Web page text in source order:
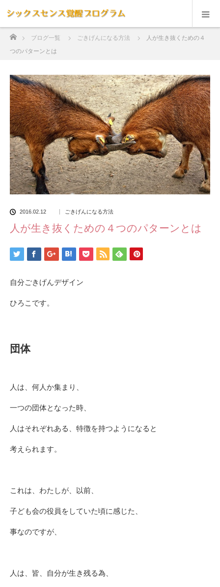
ブログ一覧 ごきげんになる方法
人が生き抜くための４
つのパターンとは
2016.02.12 ごきげんになる方法
人が生き抜くための４つのパターンとは
自分ごきげんデザイン
ひろこです。
団体
人は、何人か集まり、
一つの団体となった時、
人はそれぞれある、特徴を持つようになると
考えられます。
これは、わたしが、以前、
子ども会の役員をしていた頃に感じた、
事なのですが、
人は、皆、自分が生き残る為、